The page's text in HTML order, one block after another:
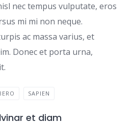
nec tempus vulputate, eros
mi mi non neque.
ac massa varius, et
Donec et porta urna,
SAPIEN
et diam